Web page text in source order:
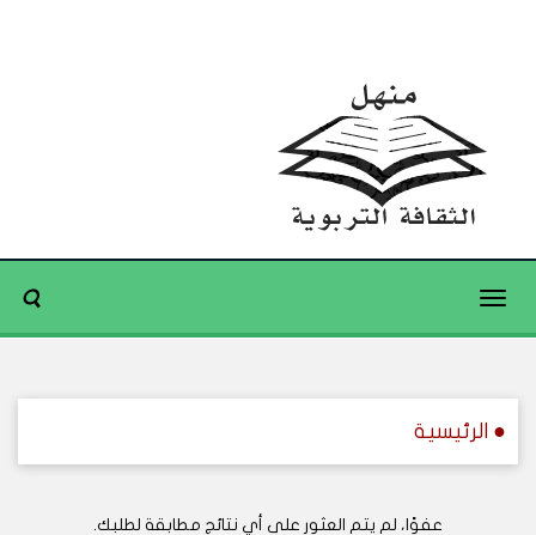
Toggle
● الرئيسية
عفوًا، لم يتم العثور على أي نتائج مطابقة لطلبك.